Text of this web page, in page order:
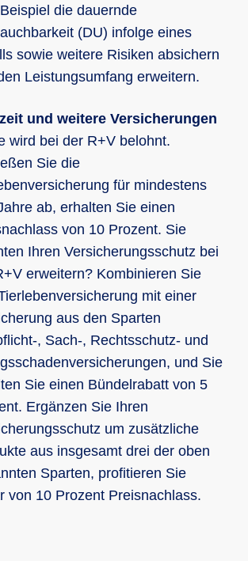
die dauernde
(DU) infolge eines
sowie weitere Risiken absichern
Leistungsumfang erweitern.
und weitere Versicherungen
wird bei der R+V belohnt.
Sie die
für mindestens
ab, erhalten Sie einen
von 10 Prozent. Sie
Ihren Versicherungsschutz bei
erweitern? Kombinieren Sie
mit einer
aus den Sparten
, Sach-, Rechtsschutz- und
und Sie
Sie einen Bündelrabatt von 5
Ergänzen Sie Ihren
um zusätzliche
aus insgesamt drei der oben
Sparten, profitieren Sie
von 10 Prozent Preisnachlass.